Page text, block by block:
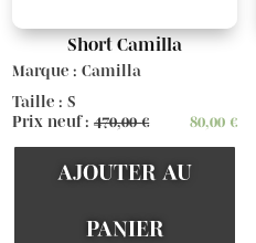
Short Camilla
Marque : Camilla
Taille : S
Prix neuf :470,00€ 80,00€
AJOUTER AU
PANIER